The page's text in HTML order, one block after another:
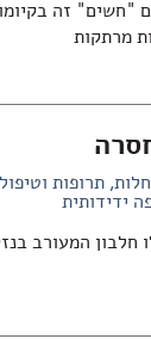
"חשים" זה
מרתקות
תרופות
ידידותית
חלבון המעורב